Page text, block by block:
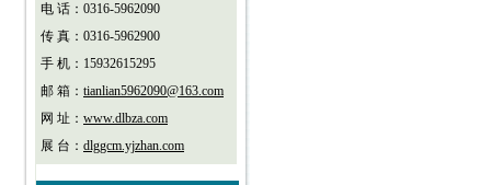
电 话：0316-5962090
传 真：0316-5962900
手 机：15932615295
邮 箱： tianlian5962090@163.com
网 址： www.dlbza.com
展 台： dlggcm.yjzhan.com